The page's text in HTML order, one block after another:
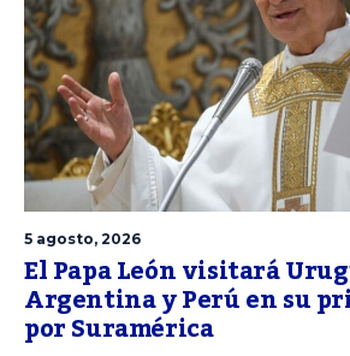
5 agosto, 2026
El Papa León visitará
Argentina y Perú en su
por Suramérica